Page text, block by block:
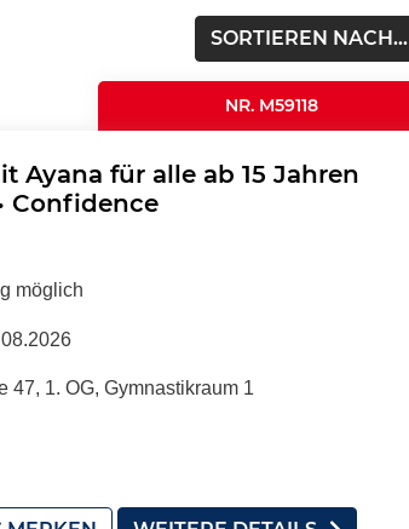
SORTIEREN NACH...
NR. M59118
Ayana für alle ab 15 Jahren
Confidence
möglich
47, 1. OG, Gymnastikraum 1